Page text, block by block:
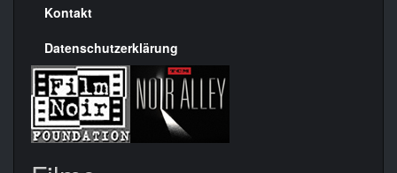
Kontakt
Datenschutzerklärung